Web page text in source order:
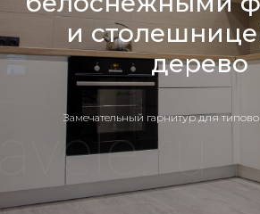
и
дерево
Замечательный гарнитур для